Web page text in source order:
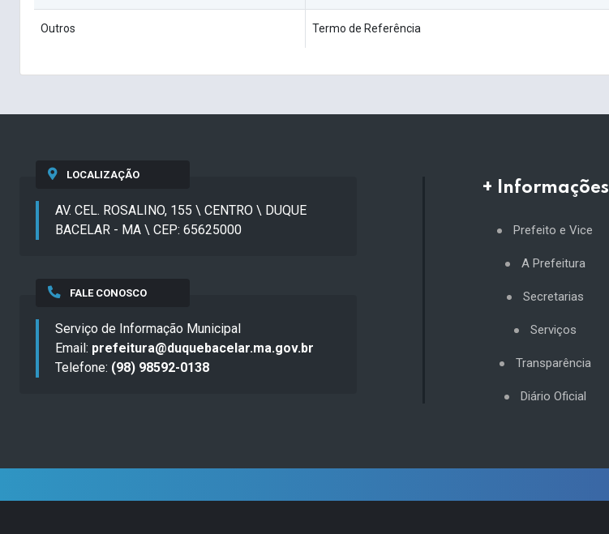
Outros Termo de Referência
LOCALIZAÇÃO
AV. CEL. ROSALINO, 155 \ CENTRO \ DUQUE
BACELAR - MA \ CEP: 65625000
FALE CONOSCO
Serviço de Informação Municipal
Email: prefeitura@duquebacelar.ma.gov.br
Telefone: (98) 98592-0138
+ Informações
Prefeito e Vice
A Prefeitura
Secretarias
Serviços
Transparência
Diário Oficial